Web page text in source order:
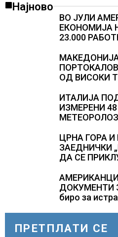
Најново
ВО ЈУЛИ
ЕКОНОМИЈА
23.000
ОД ВИСОКИ
ИТАЛИЈА
ИЗМЕРЕНИ
АВГУСТ
ЦРНА ГОРА
ЗАЕДНИЧКИ
ДА СЕ
ДОКУМЕНТИ
биро за
ПРЕТПЛАТИ СЕ